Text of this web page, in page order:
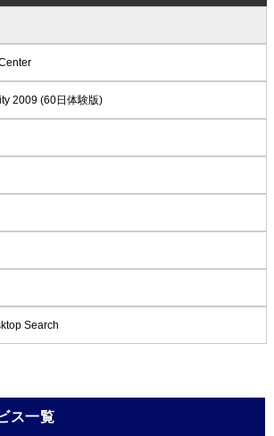
2009 (60日体験版)
Search
ス一覧